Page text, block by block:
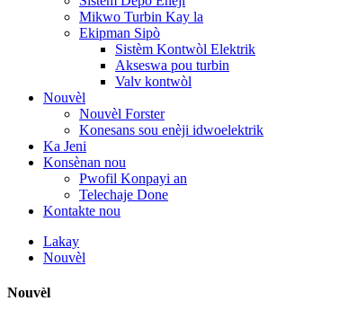
Mikwo Turbin Kay la
Ekipman Sipò
Sistèm Kontwòl Elektrik
Akseswa pou turbin
Valv kontwòl
Nouvèl
Nouvèl Forster
Konesans sou enèji idwoelektrik
Ka Jeni
Konsènan nou
Pwofil Konpayi an
Telechaje Done
Kontakte nou
Lakay
Nouvèl
Nouvèl